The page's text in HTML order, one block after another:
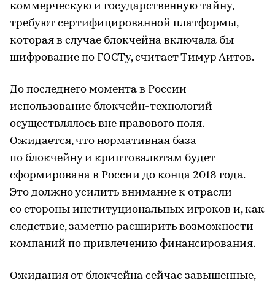
коммерческую и государственную тайну,
требуют сертифицированной платформы,
которая в случае блокчейна включала бы
шифрование по ГОСТу, считает Тимур Аитов.
До последнего момента в России
использование блокчейн-технологий
осуществлялось вне правового поля.
Ожидается, что нормативная база
по блокчейну и криптовалютам будет
сформирована в России до конца 2018 года.
Это должно усилить внимание к отрасли
со стороны институциональных игроков и, как
следствие, заметно расширить возможности
компаний по привлечению финансирования.
Ожидания от блокчейна сейчас завышенные,